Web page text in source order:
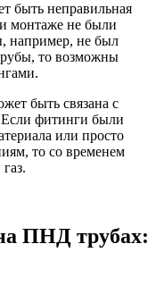
быть неправильная
монтаже не были
например, не был
то возможны
быть связана с
фитинги были
или просто
то со временем
ПНД трубах: